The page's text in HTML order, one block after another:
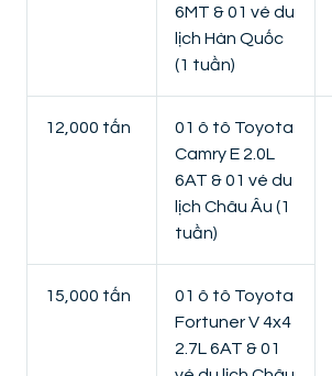
6MT & 01 vé du
lịch Hàn Quốc
(1 tuần)
12,000 tấn
01 ô tô Toyota
Camry E 2.0L
6AT & 01 vé du
lịch Châu Âu (1
tuần)
15,000 tấn
01 ô tô Toyota
Fortuner V 4x4
2.7L 6AT & 01